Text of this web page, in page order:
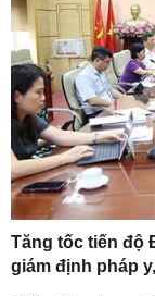
Tăng tốc tiến độ
giám định pháp